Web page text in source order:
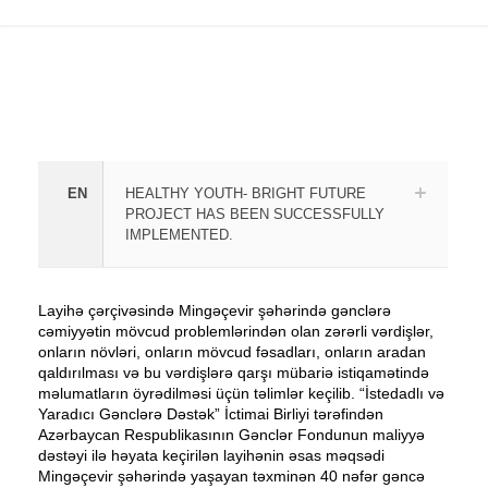
EN
HEALTHY YOUTH- BRIGHT FUTURE
PROJECT HAS BEEN SUCCESSFULLY
IMPLEMENTED.
Layihə çərçivəsində Mingəçevir şəhərində gənclərə
cəmiyyətin mövcud problemlərindən olan zərərli vərdişlər,
onların növləri, onların mövcud fəsadları, onların aradan
qaldırılması və bu vərdişlərə qarşı mübariə istiqamətində
məlumatların öyrədilməsi üçün təlimlər keçilib. “İstedadlı və
Yaradıcı Gənclərə Dəstək” İctimai Birliyi tərəfindən
Azərbaycan Respublikasının Gənclər Fondunun maliyyə
dəstəyi ilə həyata keçirilən layihənin əsas məqsədi
Mingəçevir şəhərində yaşayan təxminən 40 nəfər gəncə